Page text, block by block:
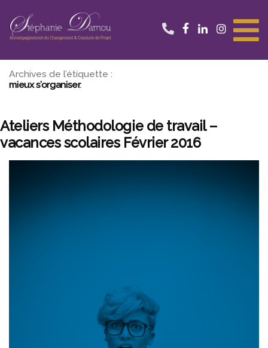
contenu
Archives de l’étiquette :
mieux s’organiser
Ateliers Méthodologie de travail –
vacances scolaires Février 2016